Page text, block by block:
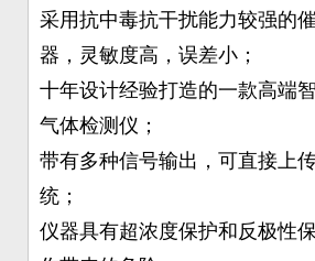
采用抗中毒抗干扰能力较强的
器，灵敏度高，误差小；
十年设计经验打造的一款高端
气体检测仪；
带有多种信号输出，可直接上
统；
仪器具有超浓度保护和反极性